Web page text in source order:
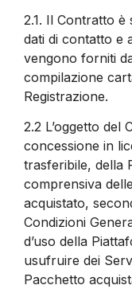
2.1. Il Contratto è
dati di contatto e
vengono forniti
compilazione
Registrazione.
2.2 L’oggetto del
concessione in
trasferibile, della
comprensiva
acquistato,
Condizioni
d’uso della
usufruire dei
Pacchetto